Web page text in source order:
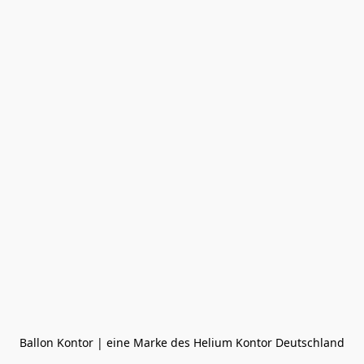
Ballon Kontor | eine Marke des Helium Kontor Deutschland